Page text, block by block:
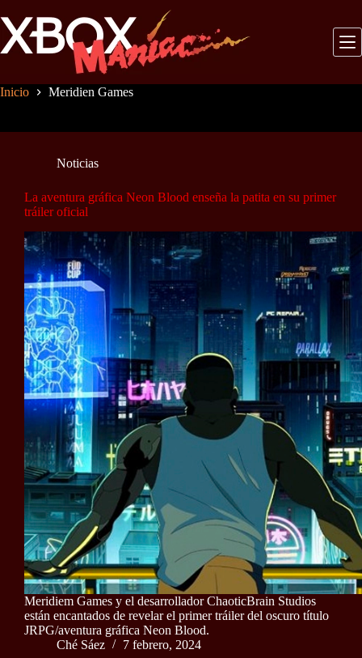
al
contenido
Inicio Meridien Games
Noticias
La aventura gráfica Neon Blood enseña la patita en su primer
tráiler oficial
Meridiem Games y el desarrollador ChaoticBrain Studios
están encantados de revelar el primer tráiler del oscuro título
JRPG/aventura gráfica Neon Blood.
Ché Sáez
7 febrero, 2024